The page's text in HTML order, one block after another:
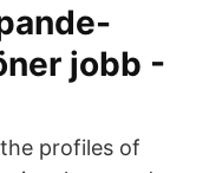
jobb -
profiles of